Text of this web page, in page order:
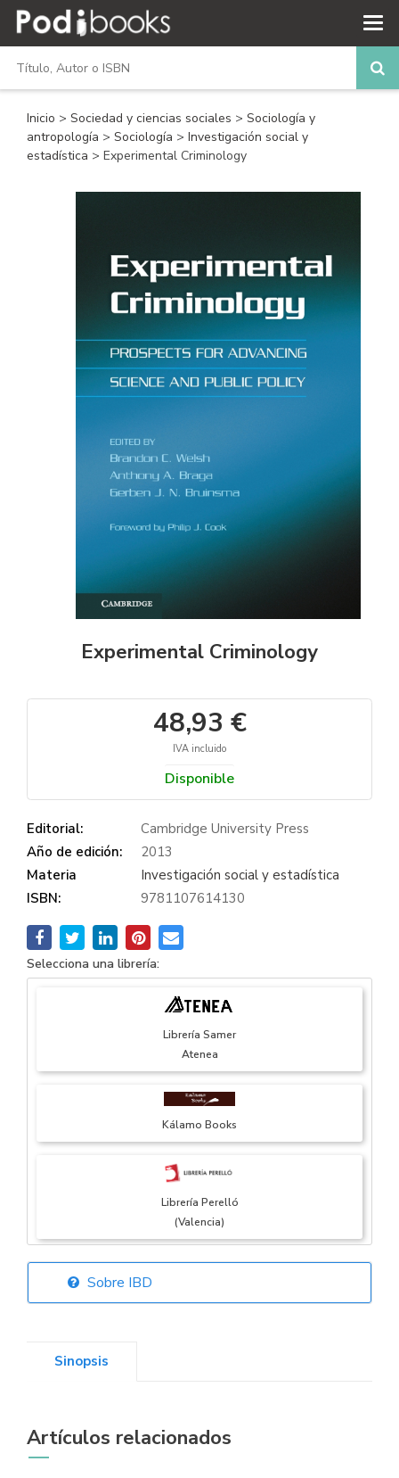
Inicio > Sociedad y ciencias sociales > Sociología y
antropología > Sociología > Investigación social y
estadística > Experimental Criminology
Experimental Criminology
48,93 €
IVA incluido
Disponible
Editorial:
Cambridge University Press
Año de edición:
2013
Materia
Investigación social y estadística
ISBN:
9781107614130
Selecciona una librería:
Librería Samer
Atenea
Kálamo Books
Librería Perelló
(Valencia)
Librería Elías
(Madrid)
Sobre IBD
Sinopsis
Artículos relacionados